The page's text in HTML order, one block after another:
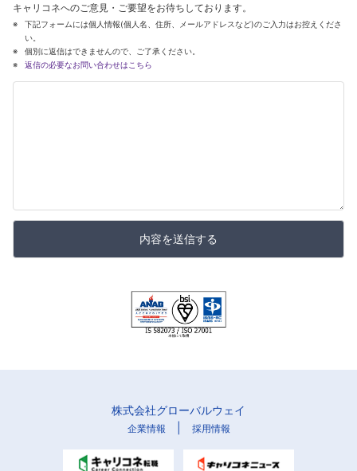
キャリコネへのご意見・ご要望をお待ちしております。
下記フォームには個人情報(個人名、住所、メールアドレスなど)のご入力はお控えくださ
い。
個別に返信はできませんので、ご了承ください。
返信の必要なお問い合わせはこちら
内容を送信する
株式会社グローバルウェイ
企業情報 採用情報